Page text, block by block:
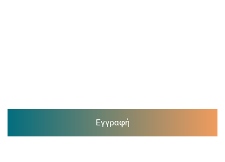
Εγγραφή